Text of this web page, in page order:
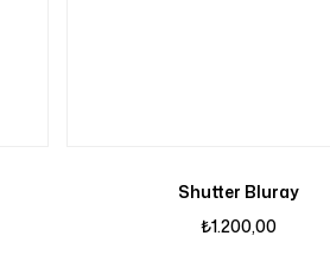
Shutter Bluray
₺1.200,00